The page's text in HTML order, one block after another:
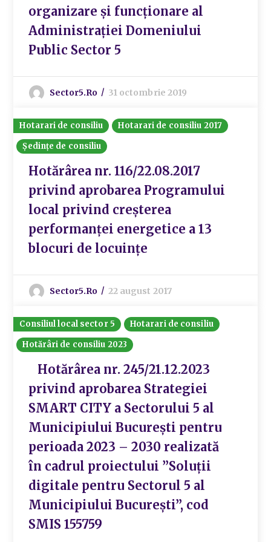
organizare și funcționare al
Administrației Domeniului
Public Sector 5
Sector5.ro 31 octombrie 2019
Hotarari de consiliu
Hotarari de consiliu 2017
Ședințe de consiliu
Hotărârea nr. 116/22.08.2017
privind aprobarea Programului
local privind creșterea
performanței energetice a 13
blocuri de locuințe
Sector5.ro 22 august 2017
Consiliul local sector 5
Hotarari de consiliu
Hotărâri de consiliu 2023
Hotărârea nr. 245/21.12.2023
privind aprobarea Strategiei
SMART CITY a Sectorului 5 al
Municipiului București pentru
perioada 2023 – 2030 realizată
în cadrul proiectului ”Solu­ții
digitale pentru Sectorul 5 al
Municipiului București”, cod
SMIS 155759